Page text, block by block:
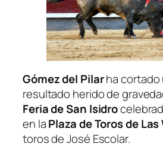
Gómez del Pilarha cortado
resultado herido de
Feria de San Isidro
en laPlaza de Toros de
toros de José Escolar.